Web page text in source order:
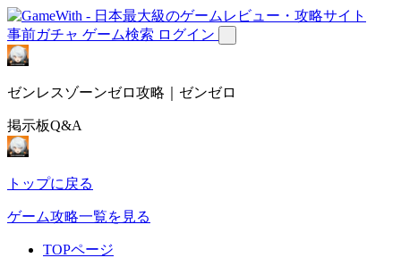
事前ガチャ ゲーム検索 ログイン
ゼンレスゾーンゼロ攻略｜ゼンゼロ
掲示板Q&A
トップに戻る
ゲーム攻略一覧を見る
TOPページ